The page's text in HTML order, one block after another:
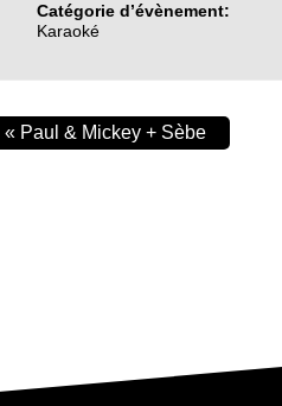
Catégorie d’évènement:
Karaoké
« Paul & Mickey + Sèbe